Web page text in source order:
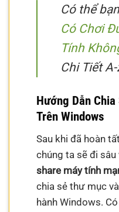
Có thể
Có Chơi
Tính
Chi Tiết
Hướng Dẫn
Trên Windows
Sau khi đã hoàn
chúng ta sẽ đi
share máy tính
chia sẻ thư mục
hành Windows.